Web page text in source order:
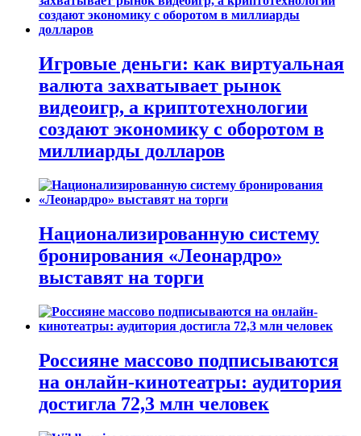
Игровые деньги: как виртуальная
валюта захватывает рынок
видеоигр, а криптотехнологии
создают экономику с оборотом в
миллиарды долларов
Национализированную систему
бронирования «Леонардро»
выставят на торги
Россияне массово подписываются
на онлайн-кинотеатры: аудитория
достигла 72,3 млн человек